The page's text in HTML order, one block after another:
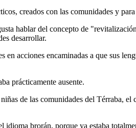
creados con las comunidades y
hablar del concepto de
desarrollar.
acciones encaminadas a que sus
prácticamente ausente.
de las comunidades del Térraba, el
brorán, porque ya estaba